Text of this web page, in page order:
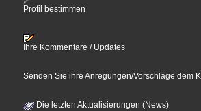
Profil bestimmen
Ihre Kommentare / Updates
Senden Sie ihre Anregungen/Vorschläge dem
Die letzten Aktualisierungen (News)